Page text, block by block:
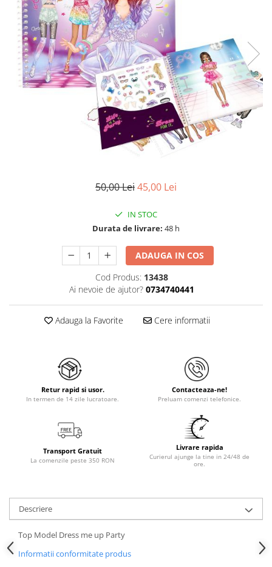
50,00 Lei45,00 Lei
IN STOC
Durata de livrare: 48 h
ADAUGA IN COS
Cod Produs: 13438
Ai nevoie de ajutor? 0734740441
Adauga la Favorite Cere informatii
Retur rapid si usor.
In termen de 14 zile lucratoare.
Contacteaza-ne!
Preluam comenzi telefonice.
Transport Gratuit
La comenzile peste 350 RON
Livrare rapida
Curierul ajunge la tine in 24/48 de
ore.
Descriere
Top Model Dress me up Party
Informatii conformitate produs